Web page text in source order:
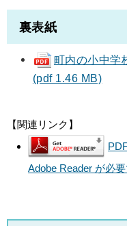
裏表紙
町内の小中学
(pdf 1.46 MB)
【関連リンク】
Adobe Reader が必要